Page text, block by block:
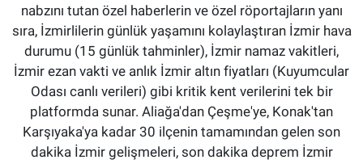
nabzını tutan özel haberlerin ve özel röportajların yanı
sıra, İzmirlilerin günlük yaşamını kolaylaştıran İzmir hava
durumu (15 günlük tahminler), İzmir namaz vakitleri,
İzmir ezan vakti ve anlık İzmir altın fiyatları (Kuyumcular
Odası canlı verileri) gibi kritik kent verilerini tek bir
platformda sunar. Aliağa'dan Çeşme'ye, Konak'tan
Karşıyaka'ya kadar 30 ilçenin tamamından gelen son
dakika İzmir gelişmeleri, son dakika deprem İzmir